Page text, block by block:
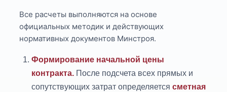
Все расчеты выполняются на основе
официальных методик и действующих
нормативных документов Минстроя.
Формирование начальной цены
контракта. После подсчета всех прямых и
сопутствующих затрат определяетсясметная